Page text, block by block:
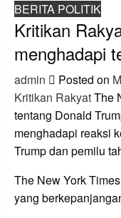
BERITA POLITIK
Kritikan
menghadapi
admin Posted on
Kritikan RakyatThe
tentang Donald
menghadapi reaksi
Trump dan pemilu
The New York
yang